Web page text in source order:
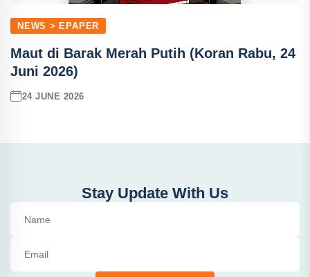
NEWS > EPAPER
Maut di Barak Merah Putih (Koran Rabu, 24
Juni 2026)
24 JUNE 2026
Stay Update With Us